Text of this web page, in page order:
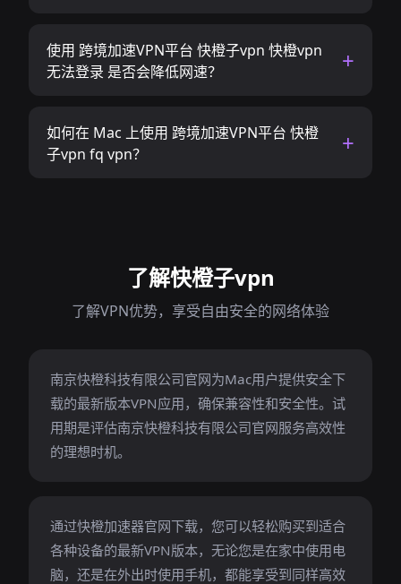
使用 跨境加速VPN平台 快橙子vpn 快橙vpn
无法登录 是否会降低网速？
如何在 Mac 上使用 跨境加速VPN平台 快橙
子vpn fq vpn？
了解快橙子vpn
了解VPN优势，享受自由安全的网络体验
南京快橙科技有限公司官网为Mac用户提供安全下
载的最新版本VPN应用，确保兼容性和安全性。试
用期是评估南京快橙科技有限公司官网服务高效性
的理想时机。
通过快橙加速器官网下载，您可以轻松购买到适合
各种设备的最新VPN版本，无论您是在家中使用电
脑，还是在外出时使用手机，都能享受到同样高效